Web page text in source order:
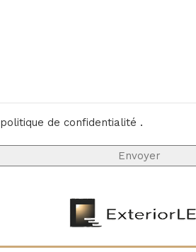
politique de confidentialité .